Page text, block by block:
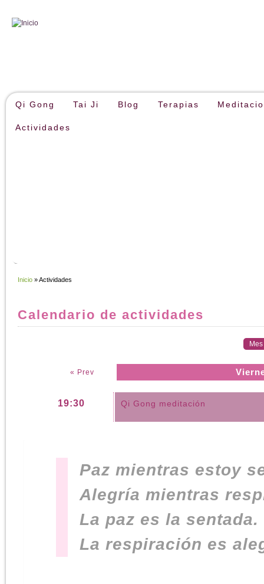
Qi Gong Tai Ji Blog Terapias
Actividades
Inicio » Actividades
Calendario de actividades
Mes
« Prev
19:30 Qi Gong meditación
Paz mientras estoy
Alegría mientras
La paz es la sentada.
La respiración es